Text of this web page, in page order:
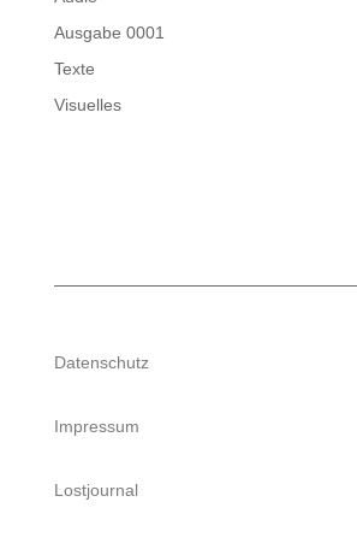
Ausgabe 0001
Texte
Visuelles
Datenschutz
Impressum
Lostjournal